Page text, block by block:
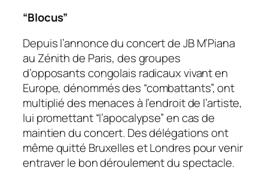
“Blocus”
Depuis l’annonce du concert de JB M’Piana
au Zénith de Paris, des groupes
d’opposants congolais radicaux vivant en
Europe, dénommés des “combattants”, ont
multiplié des menaces à l’endroit de l’artiste,
lui promettant “l’apocalypse” en cas de
maintien du concert. Des délégations ont
même quitté Bruxelles et Londres pour venir
entraver le bon déroulement du spectacle.